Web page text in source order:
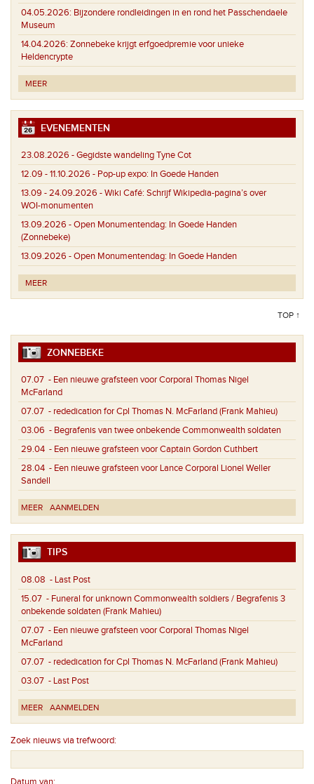
04.05.2026: Bijzondere rondleidingen in en rond het Passchendaele
Museum
14.04.2026: Zonnebeke krijgt erfgoedpremie voor unieke
Heldencrypte
MEER
EVENEMENTEN
23.08.2026 -Gegidste wandeling Tyne Cot
12.09 - 11.10.2026 - Pop-up expo: In Goede Handen
13.09 - 24.09.2026 -Wiki Café: Schrijf Wikipedia-pagina’s over
WOI-monumenten
13.09.2026 -Open Monumentendag: In Goede Handen
(Zonnebeke)
13.09.2026 -Open Monumentendag: In Goede Handen
MEER
TOP ↑
ZONNEBEKE
07.07 - Een nieuwe grafsteen voor Corporal Thomas Nigel
McFarland
07.07 - rededication for Cpl Thomas N. McFarland (Frank Mahieu)
03.06 - Begrafenis van twee onbekende Commonwealth soldaten
29.04 - Een nieuwe grafsteen voor Captain Gordon Cuthbert
28.04 - Een nieuwe grafsteen voor Lance Corporal Lionel Weller
Sandell
MEER AANMELDEN
TIPS
08.08 - Last Post
15.07 - Funeral for unknown Commonwealth soldiers / Begrafenis 3
onbekende soldaten (Frank Mahieu)
07.07 - Een nieuwe grafsteen voor Corporal Thomas Nigel
McFarland
07.07 - rededication for Cpl Thomas N. McFarland (Frank Mahieu)
03.07 - Last Post
MEER AANMELDEN
Zoek nieuws via trefwoord:
Datum van: